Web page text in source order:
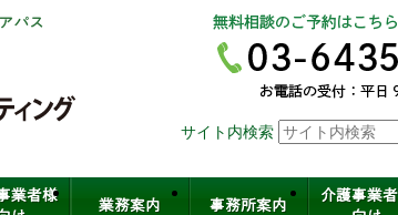
社会保険労務士法人ヒューマンスキ
介護・保育・医療など福祉の人材育
サイト内検索